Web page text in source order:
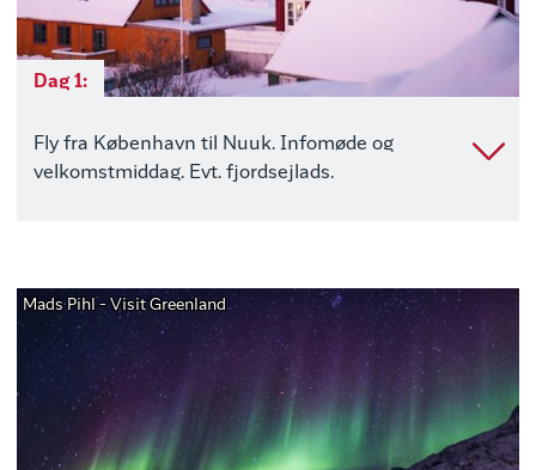
Dag 1:
Fly fra København til Nuuk. Infomøde og
velkomstmiddag. Evt. fjordsejlads.
Mads Pihl - Visit Greenland